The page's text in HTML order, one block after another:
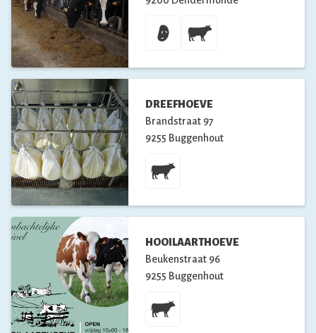
DREEFHOEVE
Brandstraat 97
9255 Buggenhout
HOOILAARTHOEVE
Beukenstraat 96
9255 Buggenhout